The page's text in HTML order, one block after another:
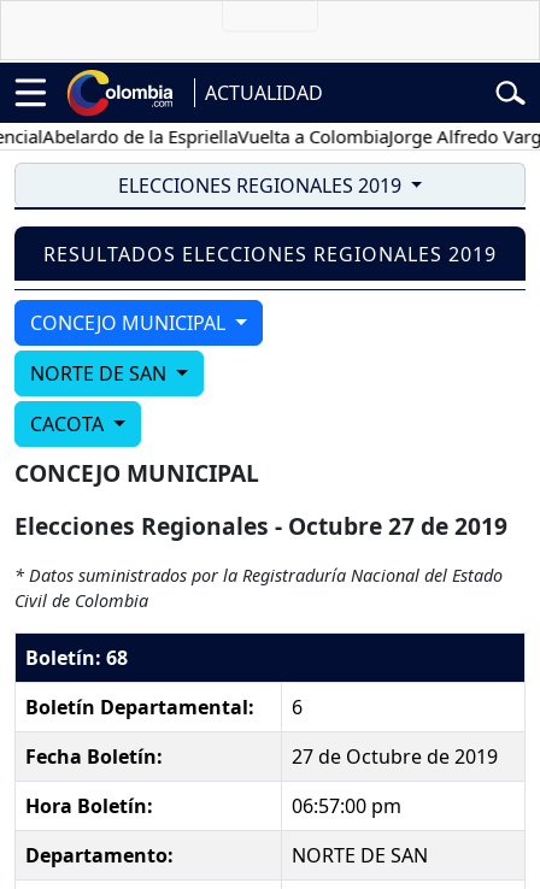
ACTUALIDAD
Abelardo de la EspriellaVuelta a ColombiaJorge Alfredo Vargas
ELECCIONES REGIONALES 2019
RESULTADOS ELECCIONES REGIONALES 2019
CONCEJO MUNICIPAL
NORTE DE SAN
CACOTA
CONCEJO MUNICIPAL
Elecciones Regionales - Octubre 27 de 2019
* Datos suministrados por la Registraduría Nacional del Estado
Civil de Colombia
Boletín: 68
Boletín Departamental:
6
Fecha Boletín:
27 de Octubre de 2019
Hora Boletín:
06:57:00 pm
Departamento:
NORTE DE SAN